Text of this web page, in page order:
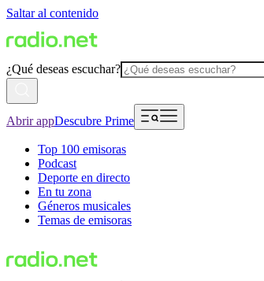
Saltar al contenido
¿Qué deseas escuchar?
Abrir appDescubre Prime
Top 100 emisoras
Podcast
Deporte en directo
En tu zona
Géneros musicales
Temas de emisoras